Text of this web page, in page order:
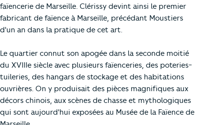
faïencerie de Marseille. Clérissy devint ainsi le premier
fabricant de faïence à Marseille, précédant Moustiers
d'un an dans la pratique de cet art.
Le quartier connut son apogée dans la seconde moitié
du XVIIIe siècle avec plusieurs faïenceries, des poteries-
tuileries, des hangars de stockage et des habitations
ouvrières. On y produisait des pièces magnifiques aux
décors chinois, aux scènes de chasse et mythologiques
qui sont aujourd'hui exposées au Musée de la Faïence de